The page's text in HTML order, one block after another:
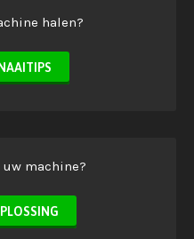
halen?
machine?